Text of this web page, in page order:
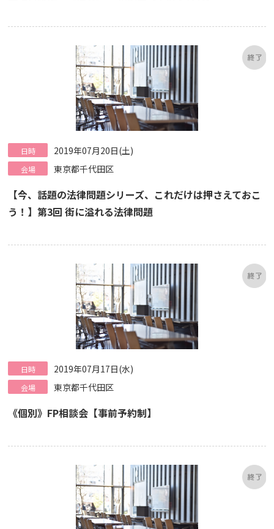
日時 2019年07月20日(土)
会場 東京都千代田区
【今、話題の法律問題シリーズ、これだけは押さえておこ
う！】第3回 街に溢れる法律問題
日時 2019年07月17日(水)
会場 東京都千代田区
《個別》FP相談会【事前予約制】